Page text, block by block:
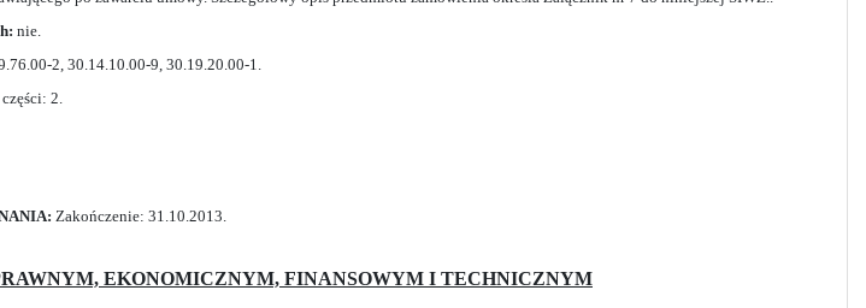
nie.
2, 30.14.10.00-9, 30.19.20.00-1.
2.
Zakończenie: 31.10.2013.
EKONOMICZNYM, FINANSOWYM I TECHNICZNYM